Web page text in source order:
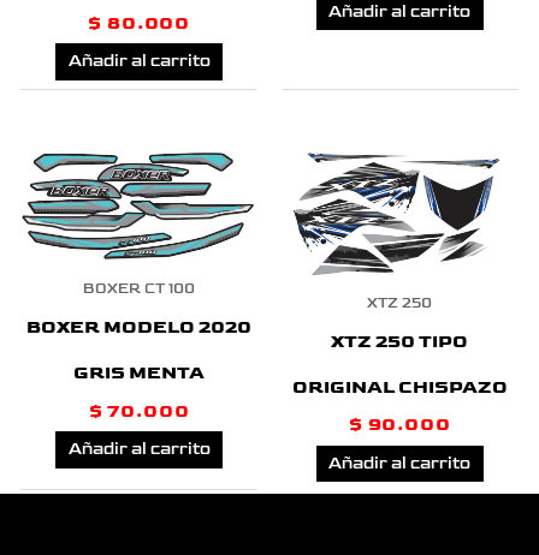
$ 80.000
Añadir al carrito
Añadir al carrito
BOXER CT 100
BOXER MODELO 2020
GRIS MENTA
$ 70.000
Añadir al carrito
XTZ 250
XTZ 250 TIPO
ORIGINAL CHISPAZO
$ 90.000
Añadir al carrito